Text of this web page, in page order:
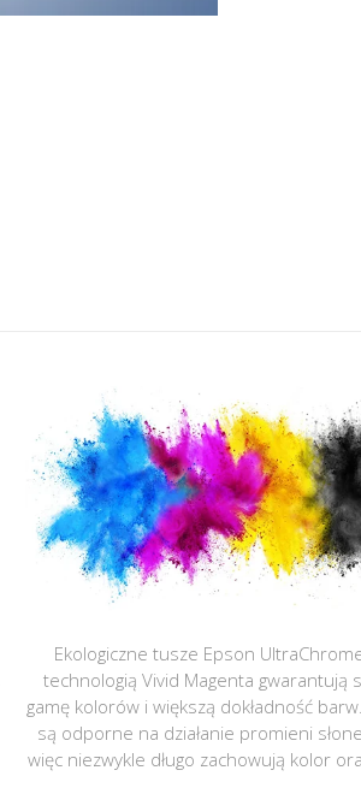
Ekologiczne tusze Epson
technologią Vivid Magenta gwarantują
gamę kolorów i większą dokładność
są odporne na działanie promieni
więc niezwykle długo zachowują kolor